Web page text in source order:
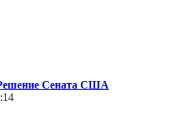
Сената США